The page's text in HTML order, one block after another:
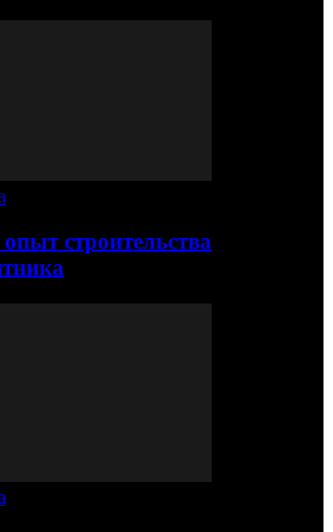
строительства